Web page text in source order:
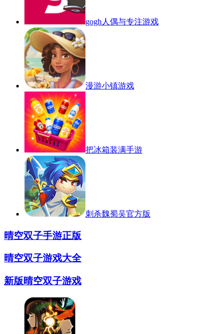
gogh人偶与专注游戏
漫游小镇游戏
把冰箱装满手游
刺杀魏蜀吴官方版
晴空双子手游正版
晴空双子游戏大全
新版晴空双子游戏